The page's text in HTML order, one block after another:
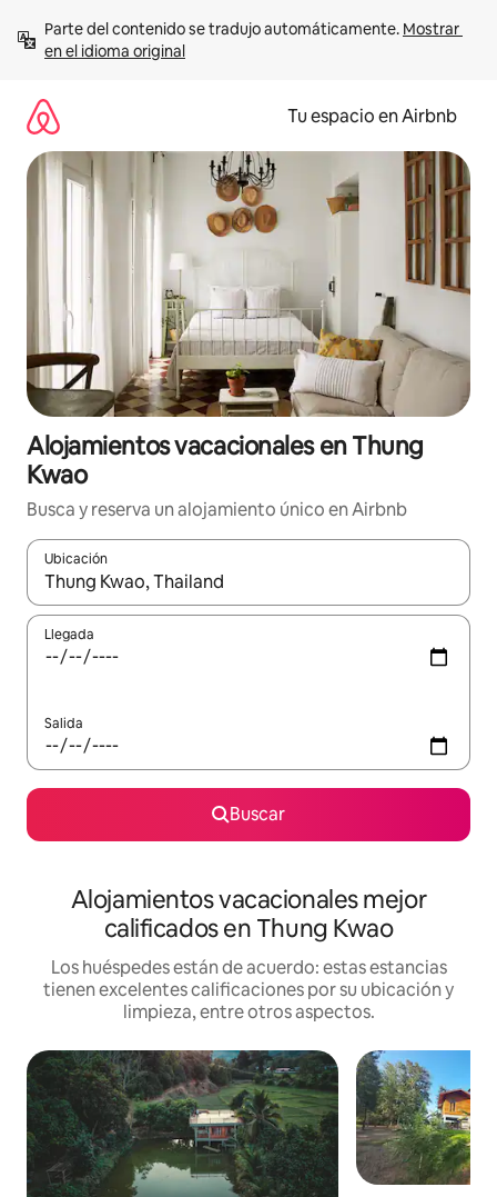
contenido
Parte del contenido se tradujo automáticamente. Mostrar
en el idioma original
Tu espacio en Airbnb
Alojamientos vacacionales en Thung
Kwao
Busca y reserva un alojamiento único en Airbnb
Ubicación
Cuando los resultados estén disponibles, podrás navegar
Llegada
Salida
Buscar
Alojamientos vacacionales mejor
calificados en Thung Kwao
Los huéspedes están de acuerdo: estas estancias
tienen excelentes calificaciones por su ubicación y
limpieza, entre otros aspectos.